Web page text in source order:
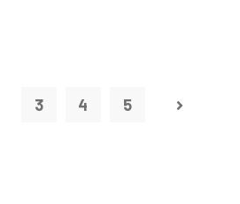
3 4 5